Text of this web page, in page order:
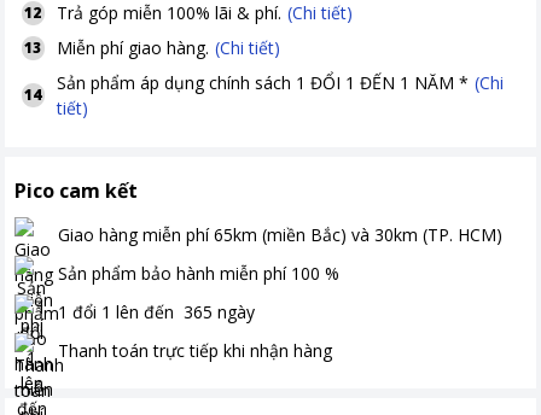
12 Trả góp miễn 100% lãi & phí. (Chi tiết)
13 Miễn phí giao hàng. (Chi tiết)
14
Sản phẩm áp dụng chính sách 1 ĐỔI 1 ĐẾN 1 NĂM * (Chi
tiết)
Pico cam kết
Giao hàng miễn phí 65km (miền Bắc) và 30km (TP. HCM)
Sản phẩm bảo hành miễn phí 100 %
1 đổi 1 lên đến 365 ngày
Thanh toán trực tiếp khi nhận hàng